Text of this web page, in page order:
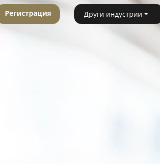
Регистрация Други индустрии